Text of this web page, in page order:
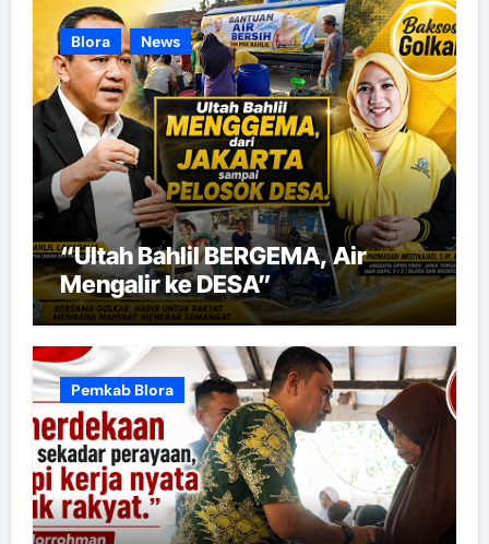
Blora News
“Ultah Bahlil BERGEMA, Air
Mengalir ke DESA”
Pemkab Blora